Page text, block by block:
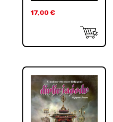
17,00 €